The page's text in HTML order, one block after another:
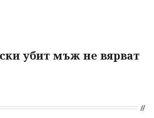
убит мъж не вярват